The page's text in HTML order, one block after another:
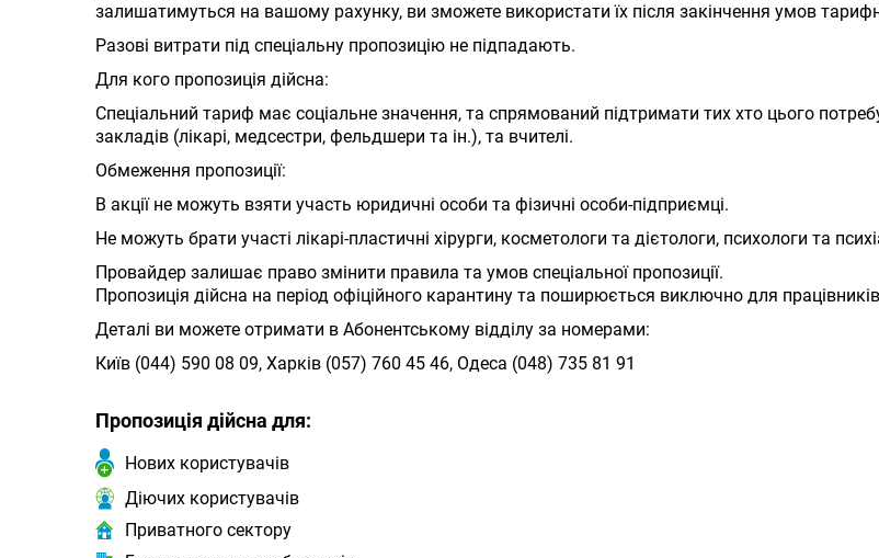
залишатимуться на вашому рахунку, ви зможете використати їх після закінчення умов
Разові витрати під спеціальну пропозицію не підпадають.
Для кого пропозиція дійсна:
Спеціальний тариф має соціальне значення, та спрямований підтримати тих хто цього
закладів (лікарі, медсестри, фельдшери та ін.), та вчителі.
Обмеження пропозиції:
В акції не можуть взяти участь юридичні особи та фізичні особи-підприємці.
Не можуть брати участі лікарі-пластичні хірурги, косметологи та дієтологи, психологи та
Провайдер залишає право змінити правила та умов спеціальної пропозиції.
Пропозиція дійсна на період офіційного карантину та поширюється виключно для
Деталі ви можете отримати в Абонентському відділу за номерами:
Київ (044) 590 08 09, Харків (057) 760 45 46, Одеса (048) 735 81 91
Пропозиція дійсна для:
Нових користувачів
Діючих користувачів
Приватного сектору